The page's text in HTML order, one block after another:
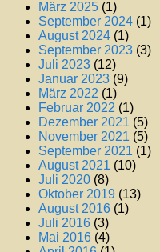
März 2025 (1)
September 2024 (1)
August 2024 (1)
September 2023 (3)
Juli 2023 (12)
Januar 2023 (9)
März 2022 (1)
Februar 2022 (1)
Dezember 2021 (5)
November 2021 (5)
September 2021 (1)
August 2021 (10)
Juli 2020 (8)
Oktober 2019 (13)
August 2016 (1)
Juli 2016 (3)
Mai 2016 (4)